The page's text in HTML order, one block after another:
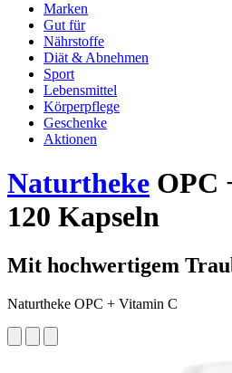
Marken
Gut für
Nährstoffe
Diät & Abnehmen
Sport
Lebensmittel
Körperpflege
Geschenke
Aktionen
Naturtheke OPC
120 Kapseln
Mit hochwertigem
Naturtheke OPC + Vitamin C